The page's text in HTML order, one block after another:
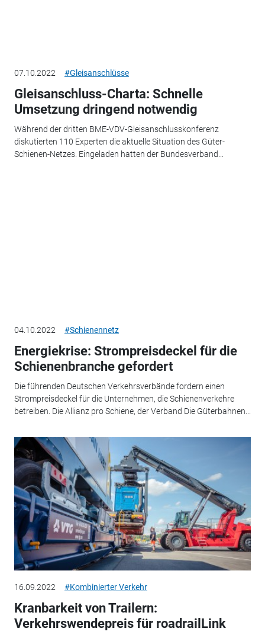
07.10.2022 #Gleisanschlüsse
Gleisanschluss-Charta: Schnelle
Umsetzung dringend notwendig
Während der dritten BME-VDV-Gleisanschlusskonferenz
diskutierten 110 Experten die aktuelle Situation des Güter-
Schienen-Netzes. Eingeladen hatten der Bundesverband...
04.10.2022 #Schienennetz
Energiekrise: Strompreisdeckel für die
Schienenbranche gefordert
Die führenden Deutschen Verkehrsverbände fordern einen
Strompreisdeckel für die Unternehmen, die Schienenverkehre
betreiben. Die Allianz pro Schiene, der Verband Die Güterbahnen...
16.09.2022 #Kombinierter Verkehr
Kranbarkeit von Trailern:
Verkehrswendepreis für roadrailLink